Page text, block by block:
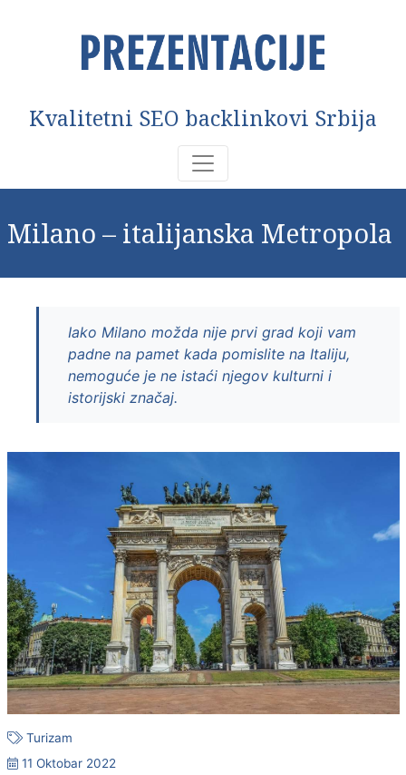
Kvalitetni SEO backlinkovi Srbija
Milano – italijanska Metropola
Iako Milano možda nije prvi grad koji vam
padne na pamet kada pomislite na Italiju,
nemoguće je ne istaći njegov kulturni i
istorijski značaj.
Turizam
11 Oktobar 2022